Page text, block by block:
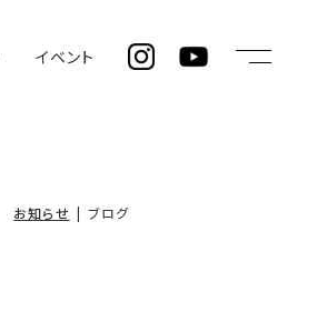
イベント
お知らせ ブログ